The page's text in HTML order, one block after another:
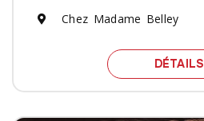
Chez Madame Belley
DÉTAILS